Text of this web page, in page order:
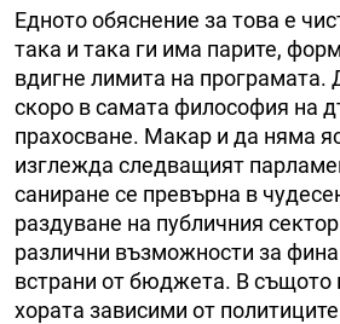
Едното обяснение за това е
така и така ги има парите,
вдигне лимита на програмата.
скоро в самата философия на
прахосване. Макар и да няма
изглежда следващият
саниране се превърна в
раздуване на публичния
различни възможности за
встрани от бюджета. В същото
хората зависими от